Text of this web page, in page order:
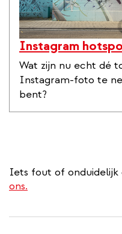
Instagram
Wat zijn nu echt dé
Instagram-foto te
bent?
Iets fout of onduidelijk
ons.